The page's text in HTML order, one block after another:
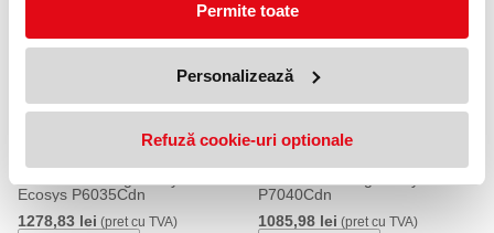
Permite toate
Personalizează
Refuză cookie-uri optionale
Cartus Toner Magenta Tk-
Ecosys P6035Cdn
1278,83 lei (pret cu TVA)
P7040Cdn
1085,98 lei (pret cu TVA)